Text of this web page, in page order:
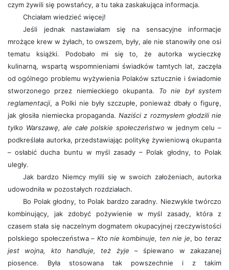
czym żywili się powstańcy, a tu taka zaskakująca informacja.
Chciałam wiedzieć więcej!
Jeśli jednak nastawiałam się na sensacyjne informacje
mrożące krew w żyłach, to owszem, były, ale nie stanowiły one osi
tematu książki. Podobało mi się to, że autorka wycieczkę
kulinarną, wspartą wspomnieniami świadków tamtych lat, zaczęła
od ogólnego problemu wyżywienia Polaków sztucznie i świadomie
stworzonego przez niemieckiego okupanta. To nie był system
reglamentacji, a Polki nie były szczupłe, ponieważ dbały o figurę,
jak głosiła niemiecka propaganda. Naziści z rozmysłem głodzili nie
tylko Warszawę, ale całe polskie społeczeństwo w jednym celu –
podkreślała autorka, przedstawiając politykę żywieniową okupanta
– osłabić ducha buntu w myśl zasady – Polak głodny, to Polak
uległy.
Jak bardzo Niemcy mylili się w swoich założeniach, autorka
udowodniła w pozostałych rozdziałach.
Bo Polak głodny, to Polak bardzo zaradny. Niezwykle twórczo
kombinujący, jak zdobyć pożywienie w myśl zasady, która z
czasem stała się naczelnym dogmatem okupacyjnej rzeczywistości
polskiego społeczeństwa – Kto nie kombinuje, ten nie je, bo teraz
jest wojna, kto handluje, też żyje – śpiewano w zakazanej
piosence. Była stosowana tak powszechnie i z takim